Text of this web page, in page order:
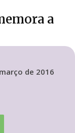
a
de 2016